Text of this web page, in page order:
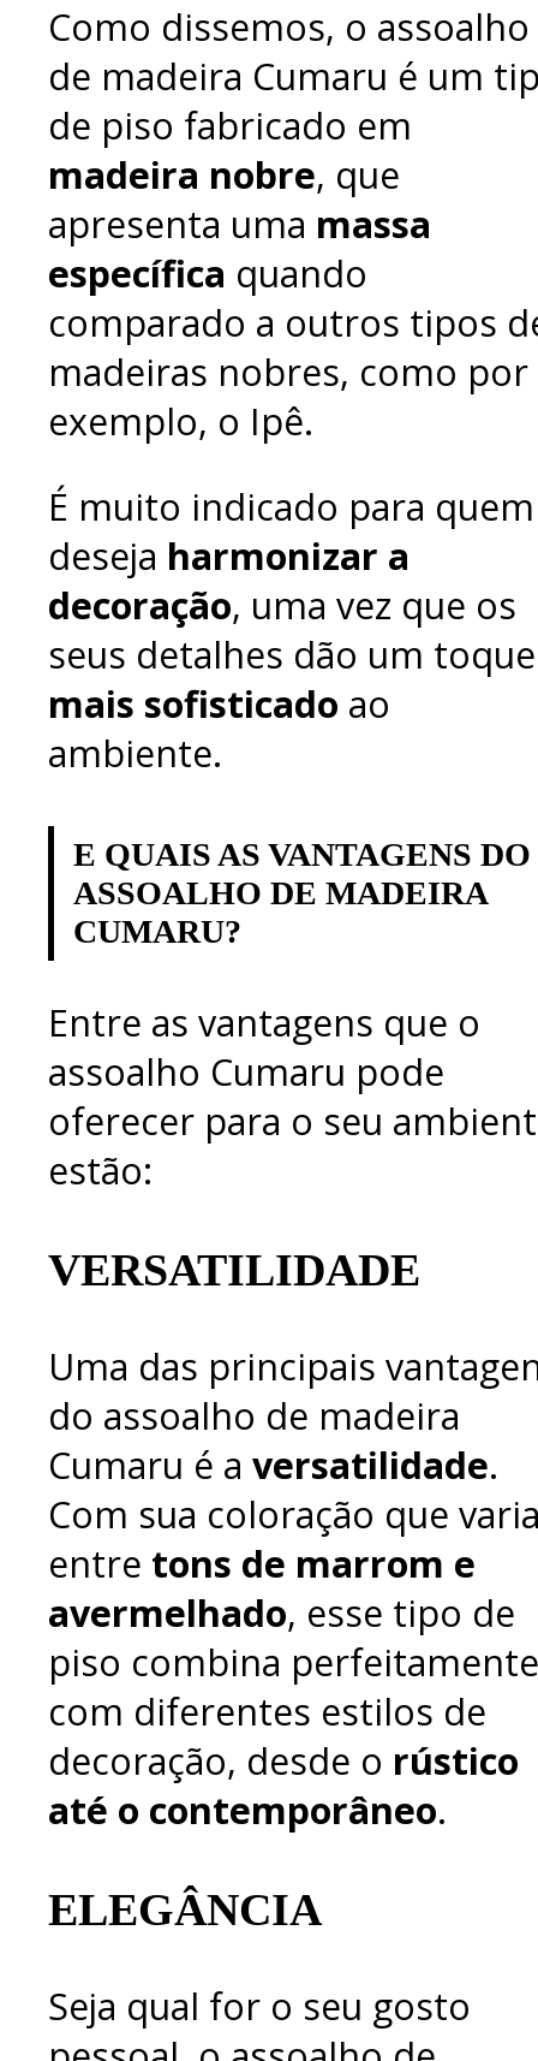
Como dissemos, o assoalho
de madeira Cumaru é um
de piso fabricado em
madeira nobre, que
apresenta uma massa
específica quando
comparado a outros tipos
madeiras nobres, como por
exemplo, o Ipê.
É muito indicado para quem
deseja harmonizar a
decoração, uma vez que os
seus detalhes dão um toque
mais sofisticado ao
ambiente.
E QUAIS AS VANTAGENS DO
ASSOALHO DE MADEIRA
CUMARU?
Entre as vantagens que o
assoalho Cumaru pode
oferecer para o seu
estão:
VERSATILIDADE
Uma das principais
do assoalho de madeira
Cumaru é a versatilidade.
Com sua coloração que
entre tons de marrom e
avermelhado, esse tipo de
piso combina perfeitamente
com diferentes estilos de
decoração, desde o rústico
até o contemporâneo.
ELEGÂNCIA
Seja qual for o seu gosto